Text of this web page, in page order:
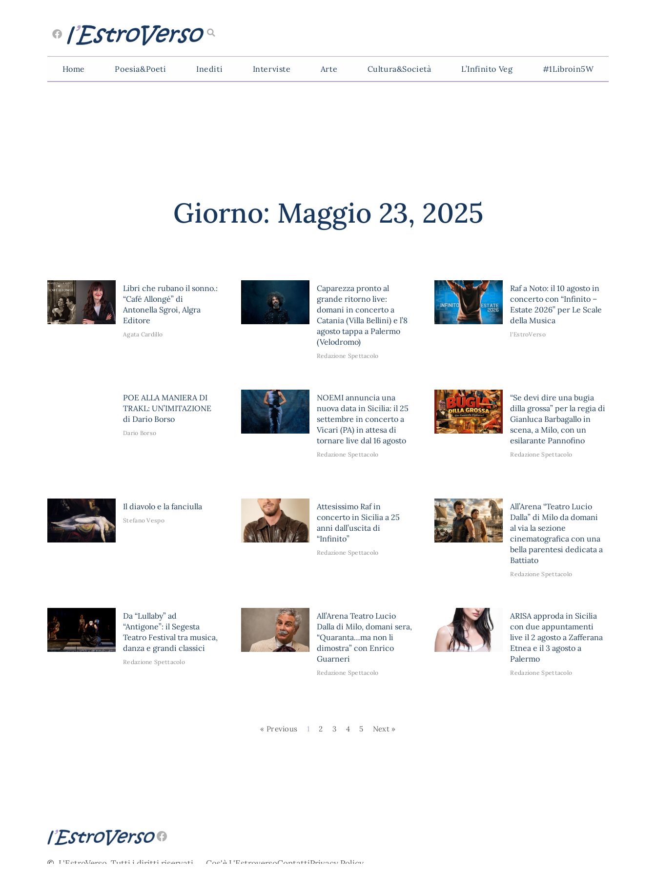
Home Poesia&Poeti Inediti Interviste Arte Cultura&Società L’Infinito Veg #1Libroin5W
Giorno: Maggio 23, 2025
Libri che rubano il sonno.:
“Café Allongé” di
Antonella Sgroi, Algra
Editore
Agata Cardillo
Caparezza pronto al
grande ritorno live:
domani in concerto a
Catania (Villa Bellini) e l’8
agosto tappa a Palermo
(Velodromo)
Redazione Spettacolo
Raf a Noto: il 10 agosto in
concerto con “Infinito –
Estate 2026” per Le Scale
della Musica
l'EstroVerso
POE ALLA MANIERA DI
TRAKL: UN’IMITAZIONE
di Dario Borso
Dario Borso
NOEMI annuncia una
nuova data in Sicilia: il 25
settembre in concerto a
Vicari (PA) in attesa di
tornare live dal 16 agosto
Redazione Spettacolo
“Se devi dire una bugia
dilla grossa” per la regia di
Gianluca Barbagallo in
scena, a Milo, con un
esilarante Pannofino
Redazione Spettacolo
Il diavolo e la fanciulla
Stefano Vespo
Attesissimo Raf in
concerto in Sicilia a 25
anni dall’uscita di
“Infinito”
Redazione Spettacolo
All’Arena “Teatro Lucio
Dalla” di Milo da domani
al via la sezione
cinematografica con una
bella parentesi dedicata a
Battiato
Redazione Spettacolo
Da “Lullaby” ad
“Antigone”: il Segesta
Teatro Festival tra musica,
danza e grandi classici
Redazione Spettacolo
All’Arena Teatro Lucio
Dalla di Milo, domani sera,
“Quaranta…ma non li
dimostra” con Enrico
Guarneri
Redazione Spettacolo
ARISA approda in Sicilia
con due appuntamenti
live il 2 agosto a Zafferana
Etnea e il 3 agosto a
Palermo
Redazione Spettacolo
« Previous 1 2 3 4 5 Next »
L'EstroVerso. Tutti i diritti riservati.
Cos'è L'EstroversoContattiPrivacy Policy